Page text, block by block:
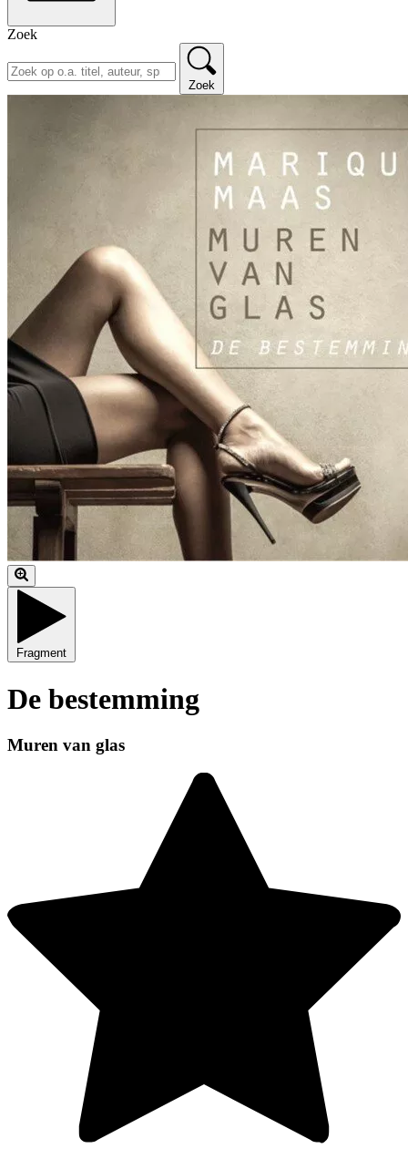
Zoek
Zoek
Fragment
De bestemming
Muren van glas